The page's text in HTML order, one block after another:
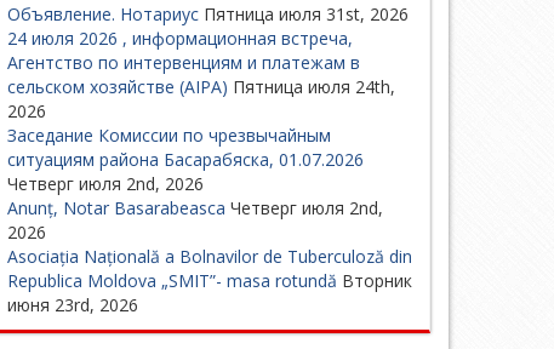
Объявление. Нотариус Пятница июля 31st, 2026
24 июля 2026 , информационная встреча,
Агентство по интервенциям и платежам в
сельском хозяйстве (AIPA) Пятница июля 24th,
2026
Заседание Комиссии по чрезвычайным
ситуациям района Басарабяска, 01.07.2026
Четверг июля 2nd, 2026
Anunț, Notar Basarabeasca Четверг июля 2nd,
2026
Asociația Națională a Bolnavilor de Tuberculoză din
Republica Moldova „SMIT”- masa rotundă Вторник
июня 23rd, 2026